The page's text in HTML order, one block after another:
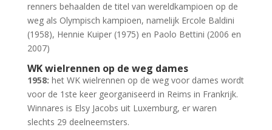
renners behaalden de titel van wereldkampioen op de
weg als Olympisch kampioen, namelijk Ercole Baldini
(1958), Hennie Kuiper (1975) en Paolo Bettini (2006 en
2007)
WK wielrennen op de weg dames
1958: het WK wielrennen op de weg voor dames wordt
voor de 1ste keer georganiseerd in Reims in Frankrijk.
Winnares is Elsy Jacobs uit Luxemburg, er waren
slechts 29 deelneemsters.